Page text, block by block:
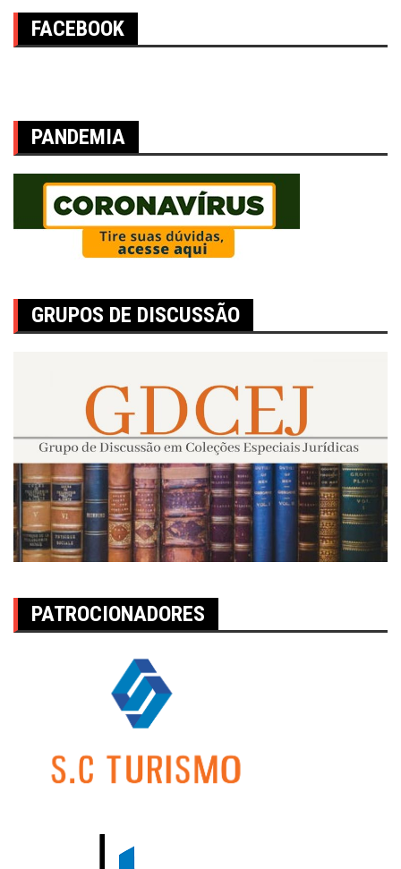
FACEBOOK
PANDEMIA
GRUPOS DE DISCUSSÃO
PATROCIONADORES